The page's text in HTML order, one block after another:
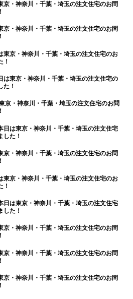
京・神奈川・千葉・埼玉の注文住宅のお問
京・神奈川・千葉・埼玉の注文住宅のお問
東京・神奈川・千葉・埼玉の注文住宅のお
！
は東京・神奈川・千葉・埼玉の注文住宅の
た！
京・神奈川・千葉・埼玉の注文住宅のお問
日は東京・神奈川・千葉・埼玉の注文住宅
した！
京・神奈川・千葉・埼玉の注文住宅のお問
東京・神奈川・千葉・埼玉の注文住宅のお
！
日は東京・神奈川・千葉・埼玉の注文住宅
した！
京・神奈川・千葉・埼玉の注文住宅のお問
京・神奈川・千葉・埼玉の注文住宅のお問
京・神奈川・千葉・埼玉の注文住宅のお問